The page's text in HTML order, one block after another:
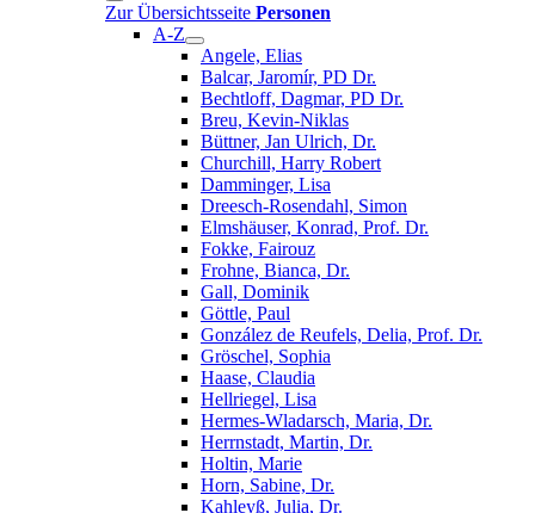
Zur Übersichtsseite Personen
A-Z
Angele, Elias
Balcar, Jaromír, PD Dr.
Bechtloff, Dagmar, PD Dr.
Breu, Kevin-Niklas
Büttner, Jan Ulrich, Dr.
Churchill, Harry Robert
Damminger, Lisa
Dreesch-Rosendahl, Simon
Elmshäuser, Konrad, Prof. Dr.
Fokke, Fairouz
Frohne, Bianca, Dr.
Gall, Dominik
Göttle, Paul
González de Reufels, Delia, Prof. Dr.
Gröschel, Sophia
Haase, Claudia
Hellriegel, Lisa
Hermes-Wladarsch, Maria, Dr.
Herrnstadt, Martin, Dr.
Holtin, Marie
Horn, Sabine, Dr.
Kahleyß, Julia, Dr.